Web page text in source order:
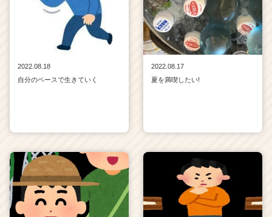
2022.08.18
自分のペースで生きていく
2022.08.17
夏を満喫したい!